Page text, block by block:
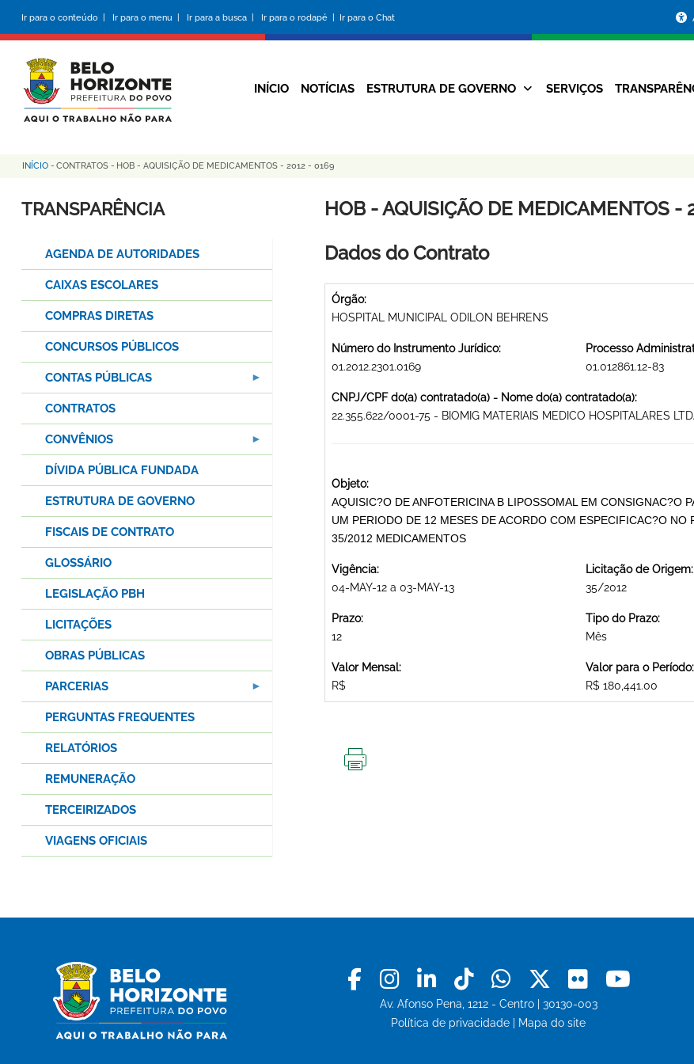
conteúdo
principal
Ir para o conteúdo | Ir para o menu | Ir para a busca | Ir para o rodapé | Ir para o Chat
da
Prefeitura
Navegação
INÍCIO NOTÍCIAS ESTRUTURA DE GOVERNO SERVIÇOS
Trilha
de
INÍCIO - CONTRATOS - HOB - AQUISIÇÃO DE MEDICAMENTOS - 2012 - 0169
HOB - AQUISIÇÃO DE MEDICAMENTOS -
Dados do Contrato
Órgão:
HOSPITAL MUNICIPAL ODILON BEHRENS
Número do Instrumento Jurídico:
01.2012.2301.0169
Processo
01.012861.12-83
CNPJ/CPF do(a) contratado(a) - Nome do(a) contratado(a):
22.355.622/0001-75 - BIOMIG MATERIAIS MEDICO HOSPITALARES
Objeto:
AQUISIC?O DE ANFOTERICINA B LIPOSSOMAL EM CONSIGNAC?O
UM PERIODO DE 12 MESES DE ACORDO COM ESPECIFICAC?O
35/2012 MEDICAMENTOS
Vigência:
04-MAY-12 a 03-MAY-13
Licitação de Origem:
35/2012
Prazo:
12
Tipo do Prazo:
Mês
Valor Mensal:
R$
Valor para o Período:
R$ 180,441.00
TRANSPARÊNCIA
AGENDA DE AUTORIDADES
CAIXAS ESCOLARES
COMPRAS DIRETAS
CONCURSOS PÚBLICOS
CONTAS PÚBLICAS
CONTRATOS
CONVÊNIOS
DÍVIDA PÚBLICA FUNDADA
ESTRUTURA DE GOVERNO
FISCAIS DE CONTRATO
GLOSSÁRIO
LEGISLAÇÃO PBH
LICITAÇÕES
OBRAS PÚBLICAS
PARCERIAS
PERGUNTAS FREQUENTES
RELATÓRIOS
REMUNERAÇÃO
TERCEIRIZADOS
VIAGENS OFICIAIS
Facebook
Instagram
LinkedinTiktokWhatsapp
X Flickr
Av. Afonso Pena, 1212 - Centro | 30130-003
Política de privacidade
Mapa do site